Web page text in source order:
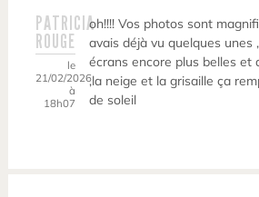
PATRICIA
ROUGE
le
21/02/2026
à
18h07
oh!!!! Vos photos sont
avais déjà vu quelques unes
écrans encore plus belles et
,la neige et la grisaille ça
de soleil